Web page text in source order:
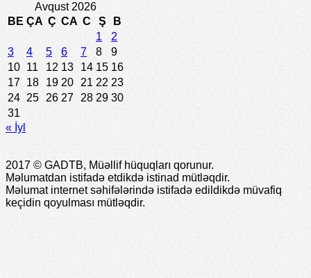
Avqust 2026
BE ÇA Ç CA C Ş
B
1
2
3
4 5 6 7 8
9
10 11 12 13 14 15 16
17 18 19 20 21 22 23
24 25 26 27 28 29 30
31
« İyl
2017 © GADTB, Müəllif hüquqları qorunur.
Məlumatdan istifadə etdikdə istinad mütləqdir.
Məlumat internet səhifələrində istifadə edildikdə müvafiq
keçidin qoyulması mütləqdir.